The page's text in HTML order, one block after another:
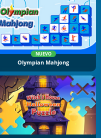
NUEVO
Olympian Mahjong